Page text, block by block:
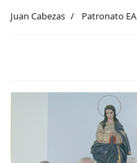
Juan Cabezas Patronato EA